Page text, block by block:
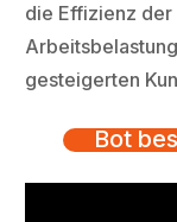
die Effizienz
gesteigerten
Bot